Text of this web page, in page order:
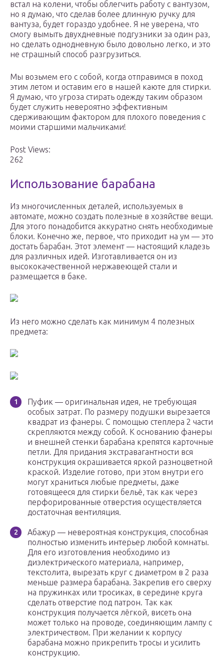
встал на колени, чтобы облегчить работу с вантузом,
но я думаю, что сделав более длинную ручку для
вантуза, будет гораздо удобнее. Я не уверена, что
смогу вымыть двухдневные подгузники за один раз,
но сделать однодневную было довольно легко, и это
не страшный способ разгрузиться.
Мы возьмем его с собой, когда отправимся в поход
этим летом и оставим его в нашей каюте для стирки.
Я думаю, что угроза стирать одежду таким образом
будет служить невероятно эффективным
сдерживающим фактором для плохого поведения с
моими старшими мальчиками!
Post Views:
262
Использование барабана
Из многочисленных деталей, используемых в
автомате, можно создать полезные в хозяйстве вещи.
Для этого понадобится аккуратно снять необходимые
блоки. Конечно же, первое, что приходит на ум — это
достать барабан. Этот элемент — настоящий кладезь
для различных идей. Изготавливается он из
высококачественной нержавеющей стали и
размещается в баке.
Из него можно сделать как минимум 4 полезных
предмета:
Пуфик — оригинальная идея, не требующая
особых затрат. По размеру подушки вырезается
квадрат из фанеры. С помощью степлера 2 части
скрепляются между собой. К основанию фанеры
и внешней стенки барабана крепятся карточные
петли. Для придания экстравагантности вся
конструкция окрашивается яркой разноцветной
краской. Изделие готово, при этом внутри его
могут храниться любые предметы, даже
готовящееся для стирки бельё, так как через
перфорированные отверстия осуществляется
достаточная вентиляция.
Абажур — невероятная конструкция, способная
полностью изменить интерьер любой комнаты.
Для его изготовления необходимо из
диэлектрического материала, например,
текстолита, вырезать круг с диаметром в 2 раза
меньше размера барабана. Закрепив его сверху
на пружинках или тросиках, в середине круга
сделать отверстие под патрон. Так как
конструкция получается лёгкой, висеть она
может только на проводе, соединяющим лампу с
электричеством. При желании к корпусу
барабана можно прикрепить тросы и усилить
конструкцию.